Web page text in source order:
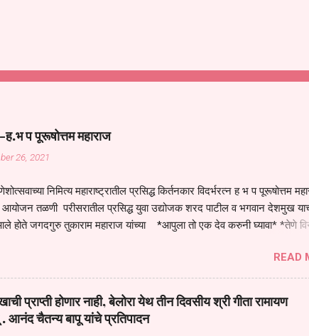
प पूरूषोत्तम महाराज
26, 2021
निमित्य महाराष्ट्रातील प्रसिद्ध किर्तनकार विदर्भरत्न ह भ प पूरूषोत्तम
आयोजन तळणी परीसरातील प्रसिद्ध युवा उद्योजक शरद पाटील व भगवान देशमुख
होते जगदगुरु तुकाराम महाराज यांच्या *आपुला तो एक देव करुनी घ्यावा* *तेणे
बसलेली लोक ही खरच भाग्यवान आहेत कोरोना सारख्या महामारीत आपंण जिवंत आहोत
धार्मीक विचाराचा आधार आपल्याला घ्यावाच लागेल महामारीच्या काळात वारकरी
मानव जातीची मानसीक अवस्था सक्षम असणे गरजेचे आहे कोरोना ने मानवी
सगळ्याना करून दीली आहे मनुष्याच्या आयुष्यातील नामसाधना ही त्याच्यासाठी
करण्याचा आळस आ...
READ
प्राप्ती होणार नाही, बेलोरा येथ तीन दिवसीय श्री गीता रामायण
आनंद चैतन्य बापू यांचे प्रतिपादन